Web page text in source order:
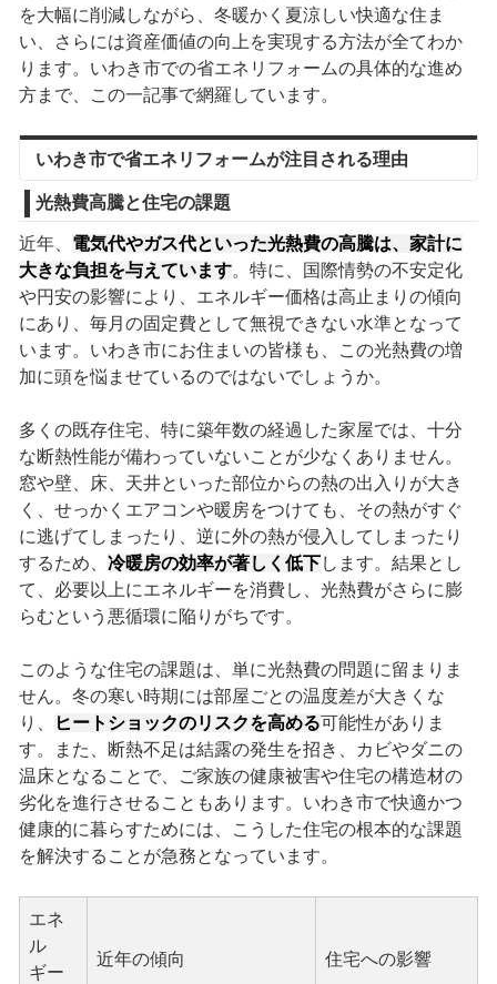
を大幅に削減しながら、冬暖かく夏涼しい快適な住ま
い、さらには資産価値の向上を実現する方法が全てわか
ります。いわき市での省エネリフォームの具体的な進め
方まで、この一記事で網羅しています。
いわき市で省エネリフォームが注目される理由
光熱費高騰と住宅の課題
近年、 電気代やガス代といった光熱費の高騰は、家計に
大きな負担を与えています。特に、国際情勢の不安定化
や円安の影響により、エネルギー価格は高止まりの傾向
にあり、毎月の固定費として無視できない水準となって
います。いわき市にお住まいの皆様も、この光熱費の増
加に頭を悩ませているのではないでしょうか。
多くの既存住宅、特に築年数の経過した家屋では、十分
な断熱性能が備わっていないことが少なくありません。
窓や壁、床、天井といった部位からの熱の出入りが大き
く、せっかくエアコンや暖房をつけても、その熱がすぐ
に逃げてしまったり、逆に外の熱が侵入してしまったり
するため、 冷暖房の効率が著しく低下します。結果とし
て、必要以上にエネルギーを消費し、光熱費がさらに膨
らむという悪循環に陥りがちです。
このような住宅の課題は、単に光熱費の問題に留まりま
せん。冬の寒い時期には部屋ごとの温度差が大きくな
り、
ヒートショックのリスクを高める可能性がありま
す。また、断熱不足は結露の発生を招き、カビやダニの
温床となることで、ご家族の健康被害や住宅の構造材の
劣化を進行させることもあります。いわき市で快適かつ
健康的に暮らすためには、こうした住宅の根本的な課題
を解決することが急務となっています。
エネ
ル
ギー
近年の傾向 住宅への影響